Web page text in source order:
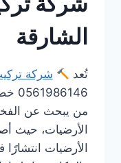
الشارقة
تُعد
شركة
0561986146 خصم 30%
من يبحث عن
الأرضيات، حيث
الأرضيات